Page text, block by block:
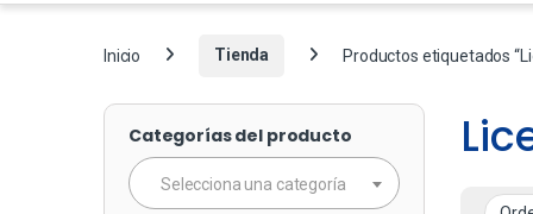
Inicio Tienda Productos etiquetados
Categorías del producto
Selecciona una categoría